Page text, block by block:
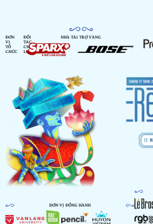
ĐƠN
VỊ
TỔ
CHỨC
ĐỐI
TÁC
CHIẾN
LƯỢC
NHÀ TÀI TRỢ VÀNG
ĐƠN VỊ ĐỒNG HÀNH